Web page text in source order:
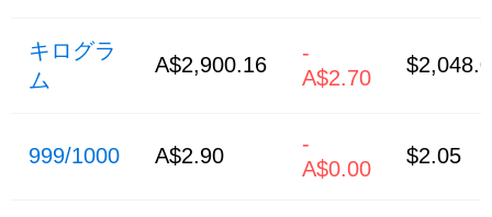
キログラ
ム
A$2,900.16
-
A$2.70
999/1000 A$2.90
-
A$0.00
$2.05